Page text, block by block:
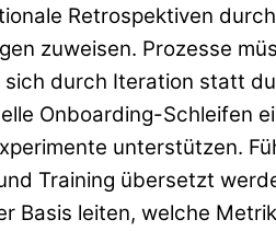
Retrospektiven
zuweisen. Prozesse
durch Iteration statt
Onboarding-Schleifen
unterstützen.
Training übersetzt
Basis leiten, welche